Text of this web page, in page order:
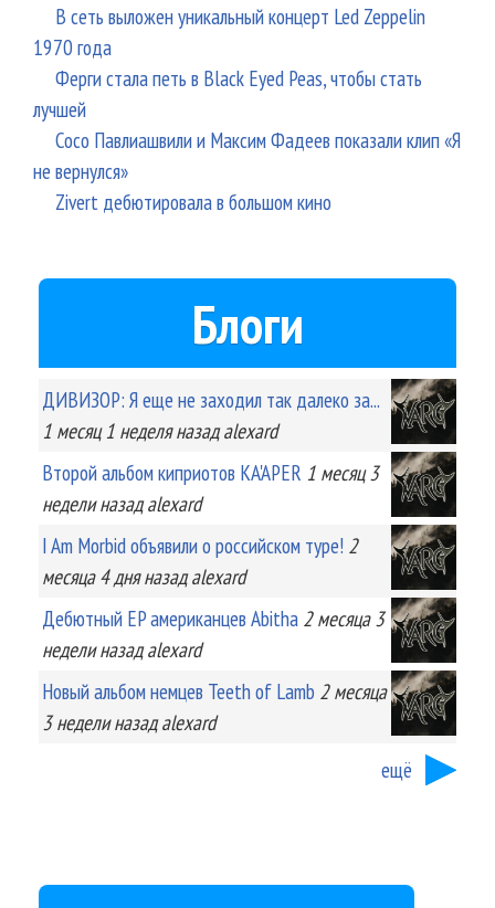
В сеть выложен уникальный концерт Led Zeppelin
1970 года
Ферги стала петь в Black Eyed Peas, чтобы стать
лучшей
Сосо Павлиашвили и Максим Фадеев показали клип «Я
не вернулся»
Zivert дебютировала в большом кино
Блоги
ДИВИЗОР: Я еще не заходил так далеко за...
1 месяц 1 неделяназад alexard
Второй альбом киприотов KA'APER 1 месяц 3
неделиназад alexard
I Am Morbid объявили о российском туре! 2
месяца 4 дняназад alexard
Дебютный EP американцев Abitha 2 месяца 3
неделиназад alexard
Новый альбом немцев Teeth of Lamb 2 месяца
3 неделиназад alexard
ещё